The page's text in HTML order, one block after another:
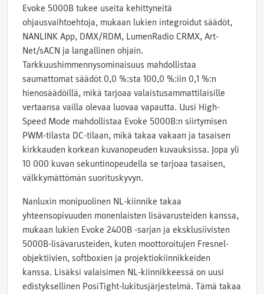
Evoke 5000B tukee useita kehittyneitä
ohjausvaihtoehtoja, mukaan lukien integroidut säädöt,
NANLINK App, DMX/RDM, LumenRadio CRMX, Art-
Net/sACN ja langallinen ohjain.
Tarkkuushimmennysominaisuus mahdollistaa
saumattomat säädöt 0,0 %:sta 100,0 %:iin 0,1 %:n
hienosäädöillä, mikä tarjoaa valaistusammattilaisille
vertaansa vailla olevaa luovaa vapautta. Uusi High-
Speed Mode mahdollistaa Evoke 5000B:n siirtymisen
PWM-tilasta DC-tilaan, mikä takaa vakaan ja tasaisen
kirkkauden korkean kuvanopeuden kuvauksissa. Jopa yli
10 000 kuvan sekuntinopeudella se tarjoaa tasaisen,
välkkymättömän suorituskyvyn.
Nanluxin monipuolinen NL-kiinnike takaa
yhteensopivuuden monenlaisten lisävarusteiden kanssa,
mukaan lukien Evoke 2400B -sarjan ja eksklusiivisten
5000B-lisävarusteiden, kuten moottoroitujen Fresnel-
objektiivien, softboxien ja projektiokiinnikkeiden
kanssa. Lisäksi valaisimen NL-kiinnikkeessä on uusi
edistyksellinen PosiTight-lukitusjärjestelmä. Tämä takaa